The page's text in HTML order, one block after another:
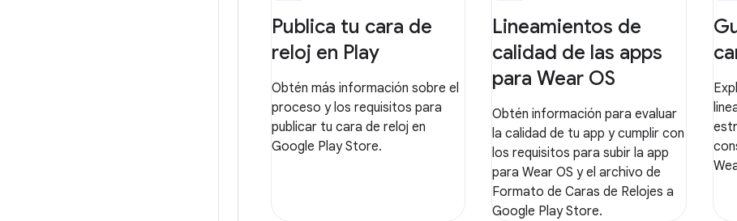
Publica tu cara de
reloj en Play
Obtén más información sobre el
proceso y los requisitos para
publicar tu cara de reloj en
Google Play Store.
Lineamientos de
calidad de las apps
para Wear OS
Obtén información para evaluar
la calidad de tu app y cumplir con
los requisitos para subir la app
para Wear OS y el archivo de
Formato de Caras de Relojes a
Google Play Store.